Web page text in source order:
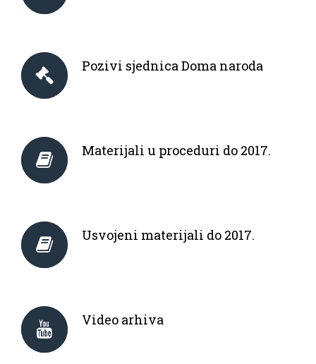
Pozivi sjednica Doma naroda
Materijali u proceduri do 2017.
Usvojeni materijali do 2017.
Video arhiva